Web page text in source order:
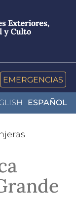
EMERGENCIAS
ESPAÑOL